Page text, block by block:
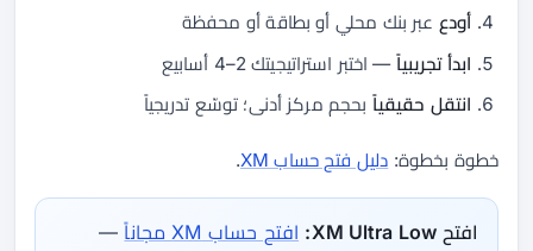
أودع عبر بنك محلي أو بطاقة أو محفظة
ابدأ تجريبياً — اختبر استراتيجيتك 2–4 أسابيع
انتقل حقيقياً بحجم مركز أدنى؛ توسّع تدريجياً
خطوة بخطوة: دليل فتح حساب XM .
افتح XM Ultra Low: افتح حساب XM مجاناً
—